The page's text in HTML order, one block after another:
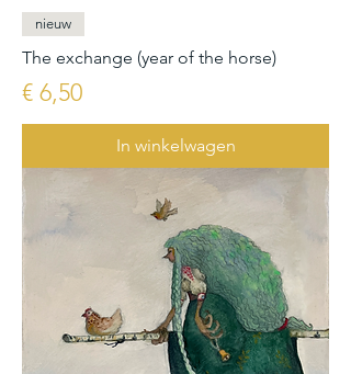
nieuw
The exchange (year of the horse)
Prijs
€ 6,50
In winkelwagen